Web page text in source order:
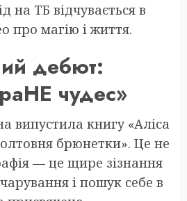
на ТБ відчувається в
про магію і життя.
дебют:
чудес»
випустила книгу «Аліса
брюнетки». Це не
— це щире зізнання
і пошук себе в